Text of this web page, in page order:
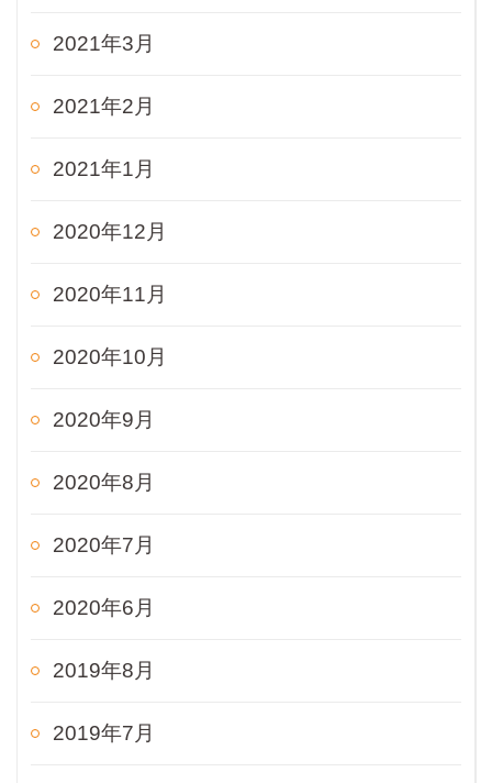
2021年3月
2021年2月
2021年1月
2020年12月
2020年11月
2020年10月
2020年9月
2020年8月
2020年7月
2020年6月
2019年8月
2019年7月